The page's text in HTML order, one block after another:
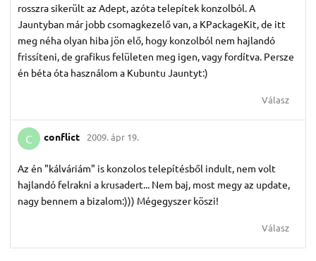
rosszra sikerült az Adept, azóta telepítek konzolból. A
Jauntyban már jobb csomagkezelő van, a KPackageKit, de itt
meg néha olyan hiba jön elő, hogy konzolból nem hajlandó
frissíteni, de grafikus felületen meg igen, vagy fordítva. Persze
én béta óta használom a Kubuntu Jauntyt:)
Válasz
C conflict 2009. ápr 19.
Az én "kálváriám" is konzolos telepítésből indult, nem volt
hajlandó felrakni a krusadert... Nem baj, most megy az update,
nagy bennem a bizalom:))) Mégegyszer köszi!
Válasz